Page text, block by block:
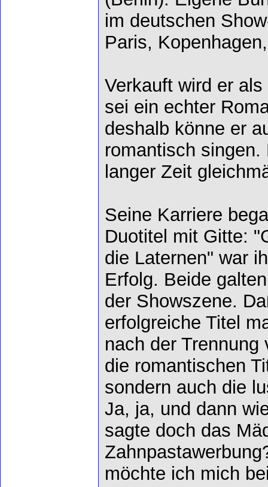
im deutschen
Paris,
Verkauft wird er
sei ein echter
deshalb könne er
romantisch
langer Zeit
Seine Karriere
Duotitel mit Gitte:
die Laternen" war
Erfolg. Beide
der Showszene.
erfolgreiche Titel
nach der
die romantischen
sondern auch die
Ja, ja, und dann
sagte doch das
möchte ich mich